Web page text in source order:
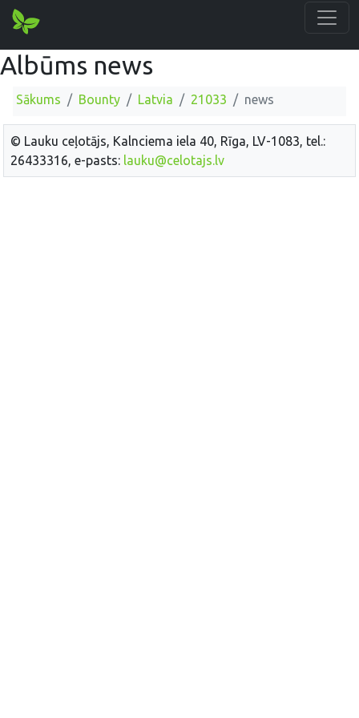
Albūms news
Sākums Bounty Latvia 21033 news
© Lauku ceļotājs, Kalnciema iela 40, Rīga, LV-1083, tel.:
26433316, e-pasts: lauku@celotajs.lv